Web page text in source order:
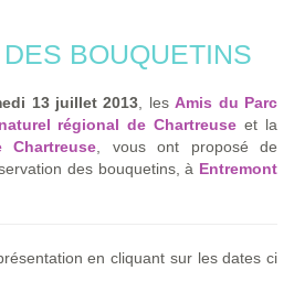
BOUQUETINS
13 juillet 2013, lesAmis du Parc
régional de Chartreuse et la
, vous ont proposé de
des bouquetins, à Entremont
en cliquant sur les dates ci